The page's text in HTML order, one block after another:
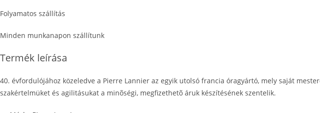
Folyamatos szállítás
Minden munkanapon szállítunk
Termék leírása
40. évfordulójához közeledve a Pierre Lannier az egyik utolsó francia óragyártó, mely saját
szakértelmüket és agilitásukat a minõségi, megfizethetõ áruk készítésének szentelik.